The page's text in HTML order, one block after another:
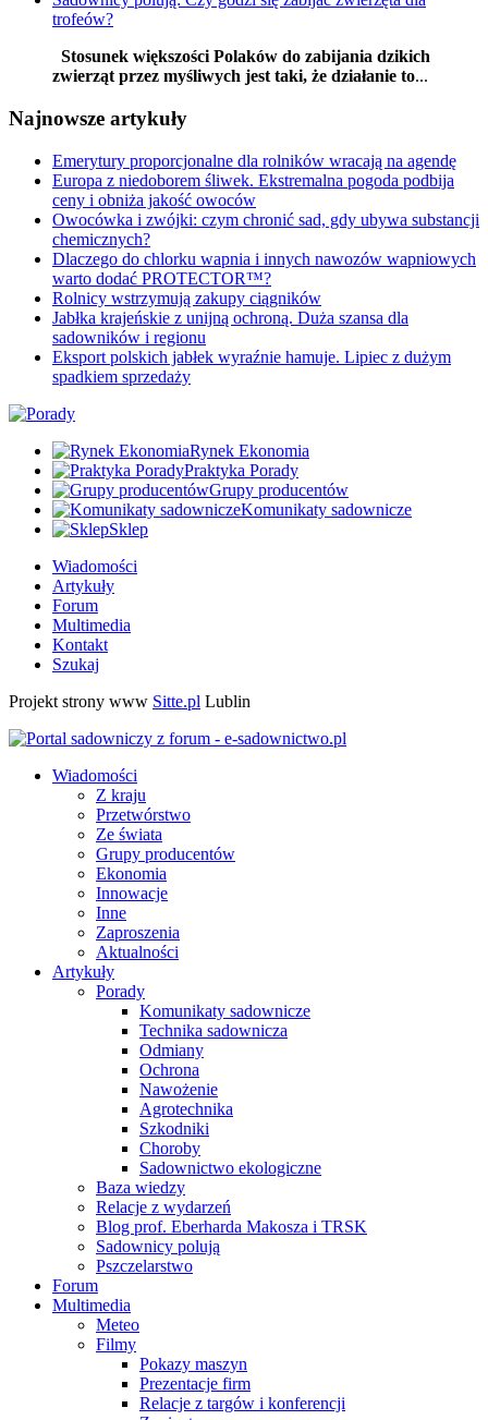
trofeów?
Stosunek większości Polaków do zabijania dzikich
zwierząt przez myśliwych jest taki, że działanie to...
Najnowsze artykuły
Emerytury proporcjonalne dla rolników wracają na agendę
Europa z niedoborem śliwek. Ekstremalna pogoda podbija
ceny i obniża jakość owoców
Owocówka i zwójki: czym chronić sad, gdy ubywa substancji
chemicznych?
Dlaczego do chlorku wapnia i innych nawozów wapniowych
warto dodać PROTECTOR™?
Rolnicy wstrzymują zakupy ciągników
Jabłka krajeńskie z unijną ochroną. Duża szansa dla
sadowników i regionu
Eksport polskich jabłek wyraźnie hamuje. Lipiec z dużym
spadkiem sprzedaży
Rynek Ekonomia
Praktyka Porady
Grupy producentów
Komunikaty sadownicze
Sklep
Wiadomości
Artykuły
Forum
Multimedia
Kontakt
Szukaj
Projekt strony www Sitte.pl Lublin
Wiadomości
Z kraju
Przetwórstwo
Ze świata
Grupy producentów
Ekonomia
Innowacje
Inne
Zaproszenia
Aktualności
Artykuły
Porady
Komunikaty sadownicze
Technika sadownicza
Odmiany
Ochrona
Nawożenie
Agrotechnika
Szkodniki
Choroby
Sadownictwo ekologiczne
Baza wiedzy
Relacje z wydarzeń
Blog prof. Eberharda Makosza i TRSK
Sadownicy polują
Pszczelarstwo
Forum
Multimedia
Meteo
Filmy
Pokazy maszyn
Prezentacje firm
Relacje z targów i konferencji